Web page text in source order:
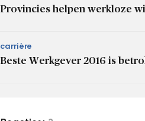
Provincies helpen werkloze
carrière
Beste Werkgever 2016 is